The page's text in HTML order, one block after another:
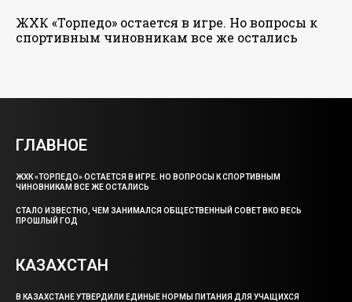
ЖХК «Торпедо» остается в игре. Но вопросы к
спортивным чиновникам все же остались
ГЛАВНОЕ
ЖХК «ТОРПЕДО» ОСТАЕТСЯ В ИГРЕ. НО ВОПРОСЫ К СПОРТИВНЫМ
ЧИНОВНИКАМ ВСЕ ЖЕ ОСТАЛИСЬ
СТАЛО ИЗВЕСТНО, ЧЕМ ЗАНИМАЛСЯ ОБЩЕСТВЕННЫЙ СОВЕТ ВКО ВЕСЬ
ПРОШЛЫЙ ГОД
КАЗАХСТАН
В КАЗАХСТАНЕ УТВЕРДИЛИ ЕДИНЫЕ НОРМЫ ПИТАНИЯ ДЛЯ УЧАЩИХСЯ